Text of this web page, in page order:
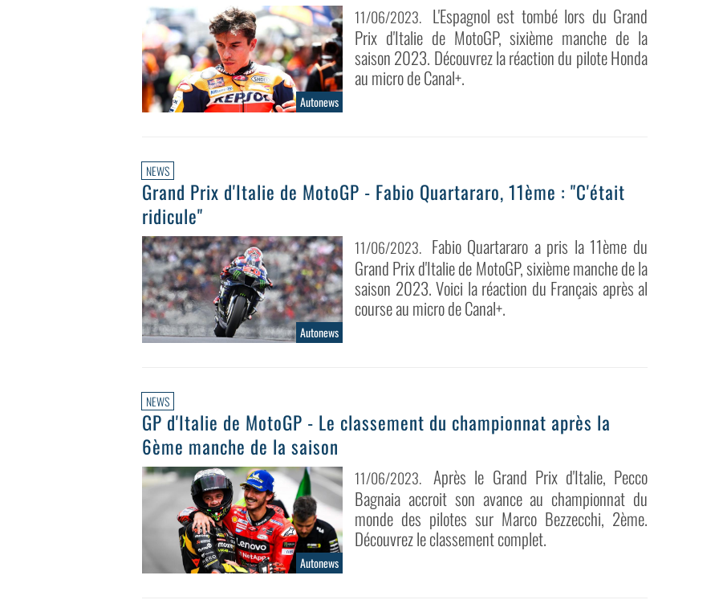
Autonews
11/06/2023. L'Espagnol est tombé lors du Grand
Prix d'Italie de MotoGP, sixième manche de la
saison 2023. Découvrez la réaction du pilote Honda
au micro de Canal+.
NEWS
Grand Prix d'Italie de MotoGP - Fabio Quartararo, 11ème : "C'était
ridicule"
Autonews
11/06/2023. Fabio Quartararo a pris la 11ème du
Grand Prix d'Italie de MotoGP, sixième manche de la
saison 2023. Voici la réaction du Français après al
course au micro de Canal+.
NEWS
GP d'Italie de MotoGP - Le classement du championnat après la
6ème manche de la saison
Autonews
11/06/2023.
Après le Grand Prix d'Italie, Pecco
Bagnaia accroit son avance au championnat du
monde des pilotes sur Marco Bezzecchi, 2ème.
Découvrez le classement complet.